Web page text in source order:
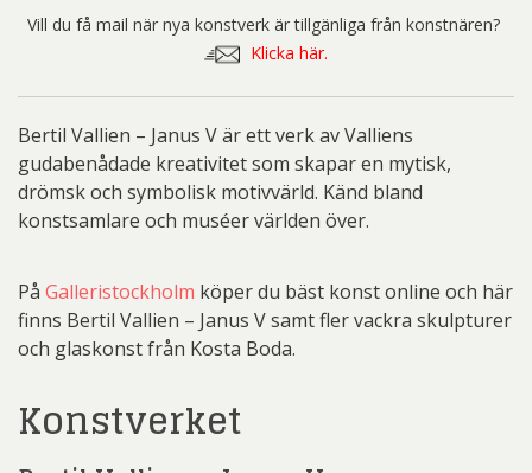
Vill du få mail när nya konstverk är tillgänliga från konstnären?
Klicka här.
Bertil Vallien – Janus V är ett verk av Valliens
gudabenådade kreativitet som skapar en mytisk,
drömsk och symbolisk motivvärld. Känd bland
konstsamlare och muséer världen över.
På Galleristockholm köper du bäst konst online och här
finns Bertil Vallien – Janus V samt fler vackra skulpturer
och glaskonst från Kosta Boda.
Konstverket